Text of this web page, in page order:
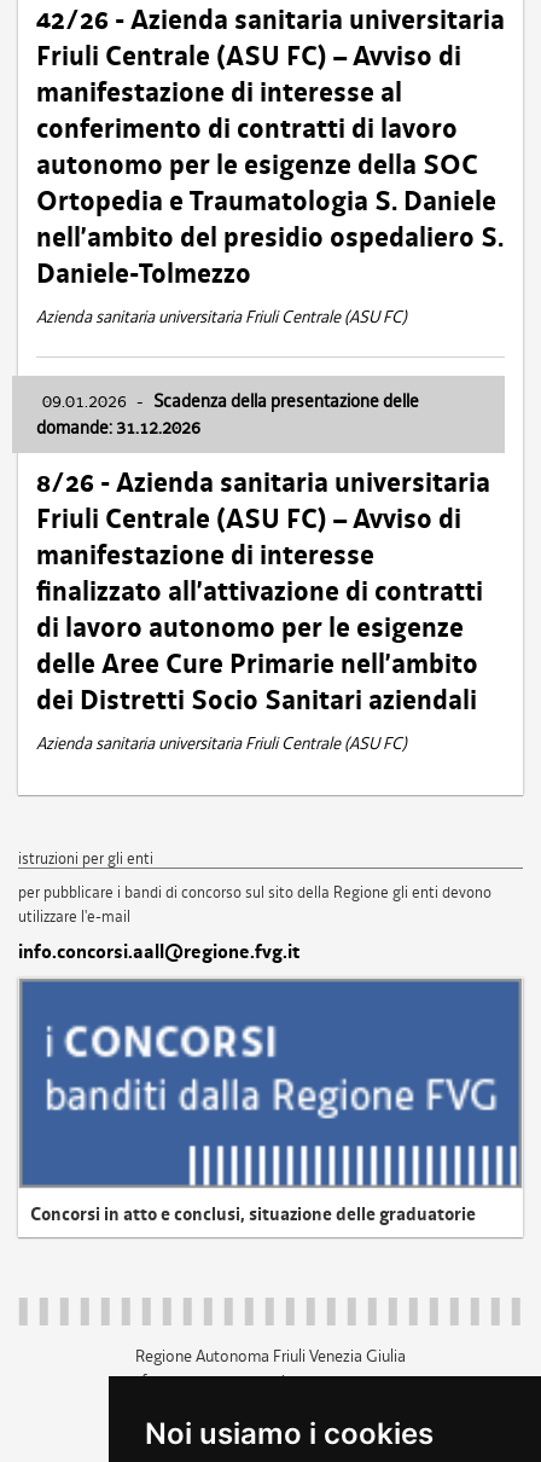
Noi usiamo i cookies
42/26 - Azienda sanitaria universitaria
Friuli Centrale (ASU FC) – Avviso di
manifestazione di interesse al
conferimento di contratti di lavoro
autonomo per le esigenze della SOC
Ortopedia e Traumatologia S. Daniele
nell’ambito del presidio ospedaliero S.
Daniele-Tolmezzo
Azienda sanitaria universitaria Friuli Centrale (ASU FC)
09.01.2026 - Scadenza della presentazione delle
domande: 31.12.2026
8/26 - Azienda sanitaria universitaria
Friuli Centrale (ASU FC) – Avviso di
manifestazione di interesse
finalizzato all’attivazione di contratti
di lavoro autonomo per le esigenze
delle Aree Cure Primarie nell’ambito
dei Distretti Socio Sanitari aziendali
Azienda sanitaria universitaria Friuli Centrale (ASU FC)
istruzioni per gli enti
per pubblicare i bandi di concorso sul sito della Regione gli enti devono
utilizzare l'e-mail
info.concorsi.aall@regione.fvg.it
Concorsi in atto e conclusi, situazione delle graduatorie
Regione Autonoma Friuli Venezia Giulia
c.f. 80014930327; p.iva 00526040324
+39 040 3771111